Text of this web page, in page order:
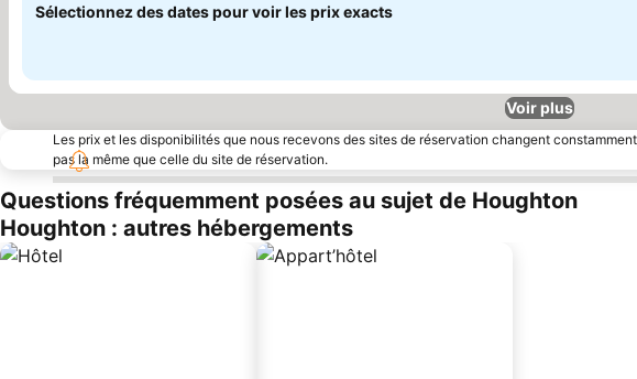
Sélectionnez des dates pour voir les prix exacts
Voir plus
Les prix et les disponibilités que nous recevons des sites de réservation changent
pas la même que celle du site de réservation.
Questions fréquemment posées au sujet de Houghton
Houghton : autres hébergements